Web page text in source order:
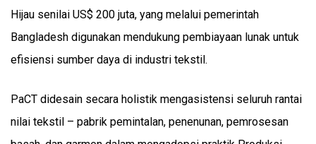
Hijau senilai US$ 200 juta, yang melalui pemerintah
Bangladesh digunakan mendukung pembiayaan lunak untuk
efisiensi sumber daya di industri tekstil.
PaCT didesain secara holistik mengasistensi seluruh rantai
nilai tekstil – pabrik pemintalan, penenunan, pemrosesan